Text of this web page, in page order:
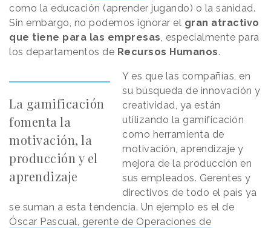
como la educación (aprender jugando) o la sanidad.
Sin embargo, no podemos ignorar el gran atractivo
que tiene para las empresas , especialmente para
los departamentos de Recursos Humanos.
La gamificación
fomenta la
motivación, la
producción y el
aprendizaje
Y es que las compañías, en
su búsqueda de innovación y
creatividad, ya están
utilizando la gamificación
como herramienta de
motivación, aprendizaje y
mejora de la producción en
sus empleados. Gerentes y
directivos de todo el país ya
se suman a esta tendencia. Un ejemplo es el de
Óscar Pascual, gerente de Operaciones de